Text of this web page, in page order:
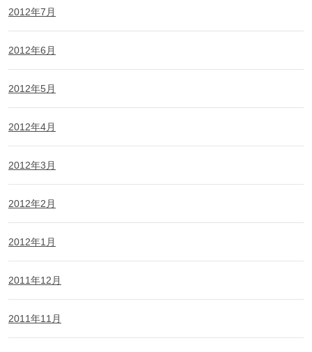
2012年7月
2012年6月
2012年5月
2012年4月
2012年3月
2012年2月
2012年1月
2011年12月
2011年11月